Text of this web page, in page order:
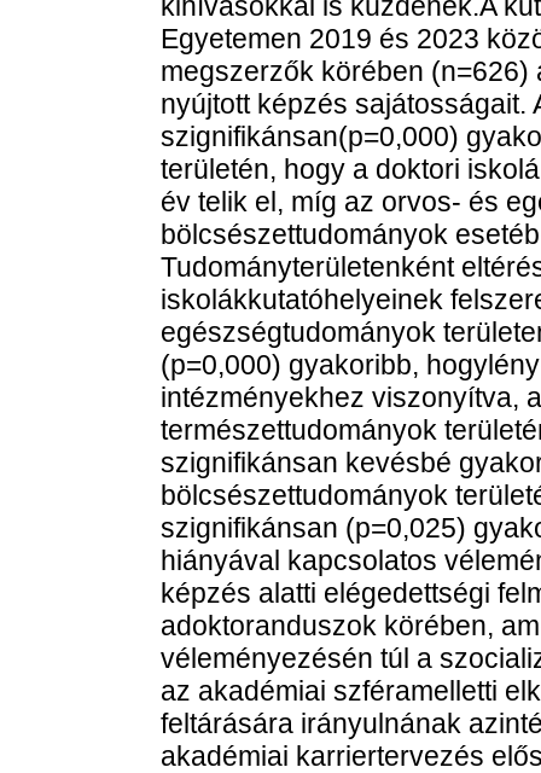
Egyetemen 2019 és 2023
megszerzők körében
nyújtott képzés sajátosságait.
szignifikánsan(p=0,000)
területén, hogy a doktori
év telik el, míg az orvos- és
bölcsészettudományok
Tudományterületenként
iskolákkutatóhelyeinek
egészségtudományok
(p=0,000) gyakoribb,
intézményekhez viszonyítva,
természettudományok
szignifikánsan kevésbé
bölcsészettudományok
szignifikánsan (p=0,025)
hiányával kapcsolatos
képzés alatti elégedettségi
adoktoranduszok körében,
véleményezésén túl a
az akadémiai szféramelletti
feltárására irányulnának
akadémiai karriertervezés